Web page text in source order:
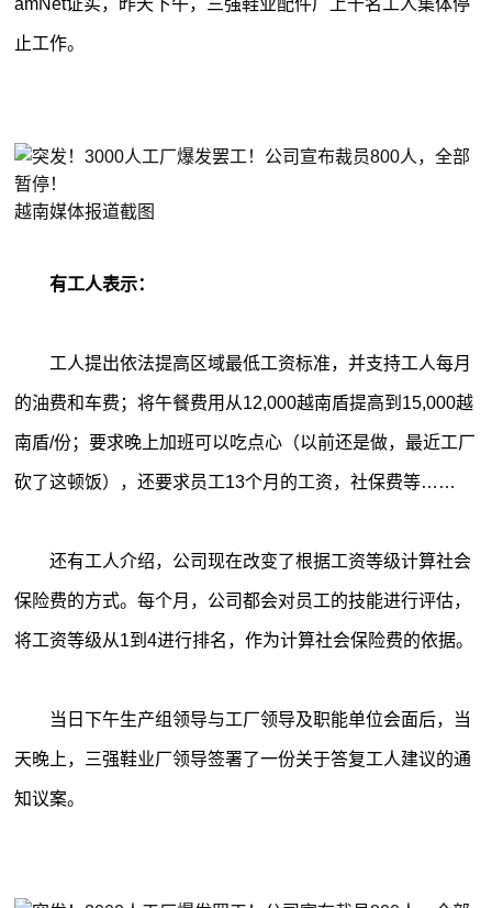
止工作。
越南媒体报道截图
有工人表示：
工人提出依法提高区域最低工资标准，并支持工人每月
的油费和车费；将午餐费用从12,000越南盾提高到15,000越
南盾/份；要求晚上加班可以吃点心（以前还是做，最近工厂
砍了这顿饭），还要求员工13个月的工资，社保费等……
还有工人介绍，公司现在改变了根据工资等级计算社会
保险费的方式。每个月，公司都会对员工的技能进行评估，
将工资等级从1到4进行排名，作为计算社会保险费的依据。
当日下午生产组领导与工厂领导及职能单位会面后，当
天晚上，三强鞋业厂领导签署了一份关于答复工人建议的通
知议案。